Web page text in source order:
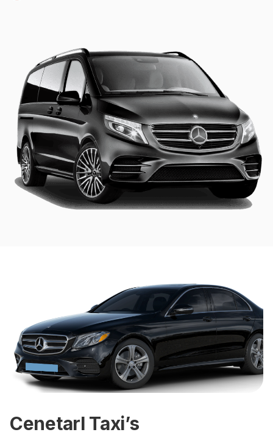
Cenetarl Taxi’s